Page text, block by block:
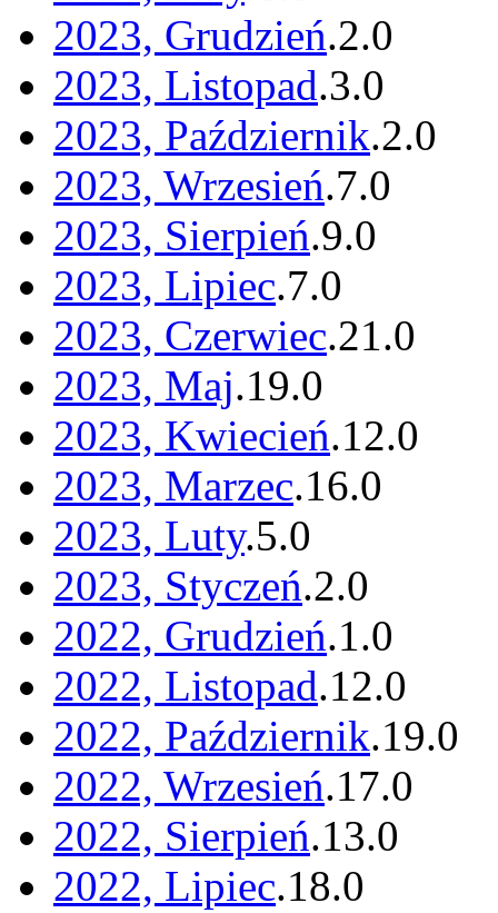
2023, Grudzień.2.0
2023, Listopad.3.0
2023, Październik.2.0
2023, Wrzesień.7.0
2023, Sierpień.9.0
2023, Lipiec.7.0
2023, Czerwiec.21.0
2023, Maj.19.0
2023, Kwiecień.12.0
2023, Marzec.16.0
2023, Luty.5.0
2023, Styczeń.2.0
2022, Grudzień.1.0
2022, Listopad.12.0
2022, Październik.19.0
2022, Wrzesień.17.0
2022, Sierpień.13.0
2022, Lipiec.18.0